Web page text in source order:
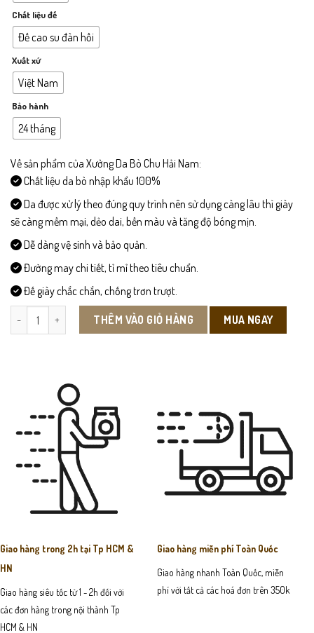
Chất liệu đế
Đế cao su đàn hồi
Xuất xứ
Việt Nam
Bảo hành
24 tháng
Về sản phẩm của Xưởng Da Bò Chu Hải Nam:
Chất liệu da bò nhập khẩu 100%
Da được xử lý theo đúng quy trình nên sử dụng càng lâu thì giày
sẽ càng mềm mại, dẻo dai, bền màu và tăng độ bóng mịn.
Dễ dàng vệ sinh và bảo quản.
Đường may chi tiết, tỉ mỉ theo tiêu chuẩn.
Đế giày chắc chắn, chống trơn trượt.
L363- Giày Lười Da Bò số lượngTHÊM VÀO GIỎ HÀNG MUA NGAY
Giao hàng trong 2h tại Tp HCM &
HN
Giao hàng siêu tốc từ 1 - 2h đối với
các đơn hàng trong nội thành Tp
HCM & HN
Giao hàng miễn phí Toàn Quốc
Giao hàng nhanh Toàn Quốc, miễn
phí với tất cả các hoá đơn trên 350k